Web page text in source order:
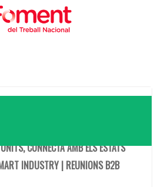
CONNECTA AMB ELS ESTATS
INDUSTRY | REUNIONS B2B